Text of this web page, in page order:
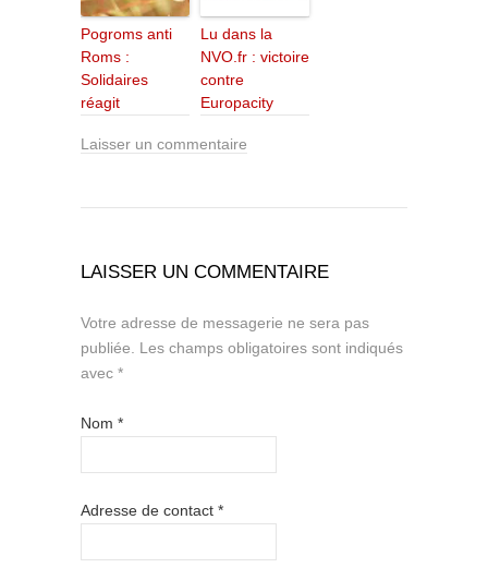
Pogroms anti
Roms :
Solidaires
réagit
Lu dans la
NVO.fr : victoire
contre
Europacity
Laisser un commentaire
LAISSER UN COMMENTAIRE
Votre adresse de messagerie ne sera pas
publiée.
Les champs obligatoires sont indiqués
avec *
Nom *
Adresse de contact *